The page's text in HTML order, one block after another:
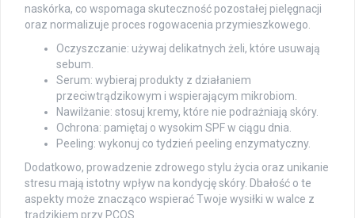
naskórka, co wspomaga skuteczność pozostałej pielęgnacji
oraz normalizuje proces rogowacenia przymieszkowego.
Oczyszczanie: używaj delikatnych żeli, które usuwają
sebum.
Serum: wybieraj produkty z działaniem
przeciwtrądzikowym i wspierającym mikrobiom.
Nawilżanie: stosuj kremy, które nie podrażniają skóry.
Ochrona: pamiętaj o wysokim SPF w ciągu dnia.
Peeling: wykonuj co tydzień peeling enzymatyczny.
Dodatkowo, prowadzenie zdrowego stylu życia oraz unikanie
stresu mają istotny wpływ na kondycję skóry. Dbałość o te
aspekty może znacząco wspierać Twoje wysiłki w walce z
trądzikiem przy PCOS.